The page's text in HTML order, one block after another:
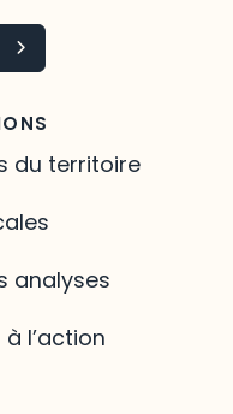
du territoire
analyses
l’action